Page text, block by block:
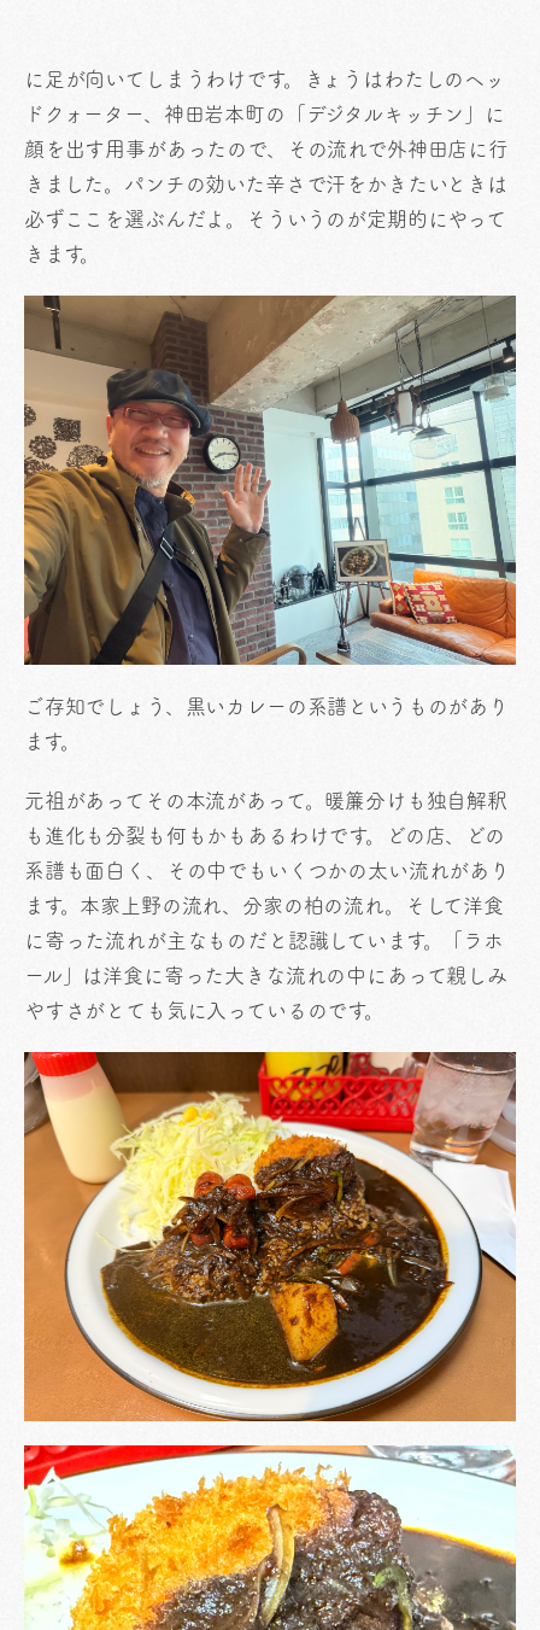
に足が向いてしまうわけです。きょうはわたしのヘッ
ドクォーター、神田岩本町の「デジタルキッチン」に
顔を出す用事があったので、その流れで外神田店に行
きました。パンチの効いた辛さで汗をかきたいときは
必ずここを選ぶんだよ。そういうのが定期的にやって
きます。
ご存知でしょう、黒いカレーの系譜というものがあり
ます。
元祖があってその本流があって。暖簾分けも独自解釈
も進化も分裂も何もかもあるわけです。どの店、どの
系譜も面白く、その中でもいくつかの太い流れがあり
ます。本家上野の流れ、分家の柏の流れ。そして洋食
に寄った流れが主なものだと認識しています。「ラホ
ール」は洋食に寄った大きな流れの中にあって親しみ
やすさがとても気に入っているのです。